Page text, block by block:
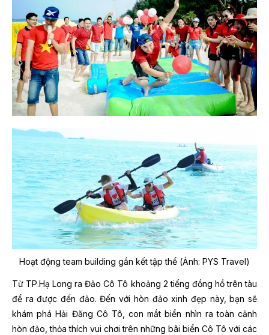
Hoạt động team building gắn kết tập thể (Ảnh: PYS Travel)
Từ TP.Hạ Long ra Đảo Cô Tô khoảng 2 tiếng đồng hồ trên tàu
để ra được đến đảo. Đến với hòn đảo xinh đẹp này, bạn sẽ
khám phá Hải Đăng Cô Tô, con mắt biển nhìn ra toàn cảnh
hòn đảo, thỏa thích vui chơi trên những bãi biển Cô Tô với các